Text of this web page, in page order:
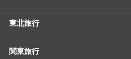
東北旅行
関東旅行